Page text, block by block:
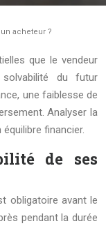
acheteur ?
que le vendeur
du futur
une faiblesse de
Analyser la
financier.
de ses
obligatoire avant le
pendant la durée